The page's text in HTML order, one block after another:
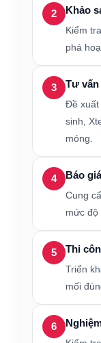
2 Khảo
Kiểm
phá
3 Tư
Đề xuất
sinh,
móng.
4 Báo
Cung
mức độ
5 Thi
Triển
mối
6